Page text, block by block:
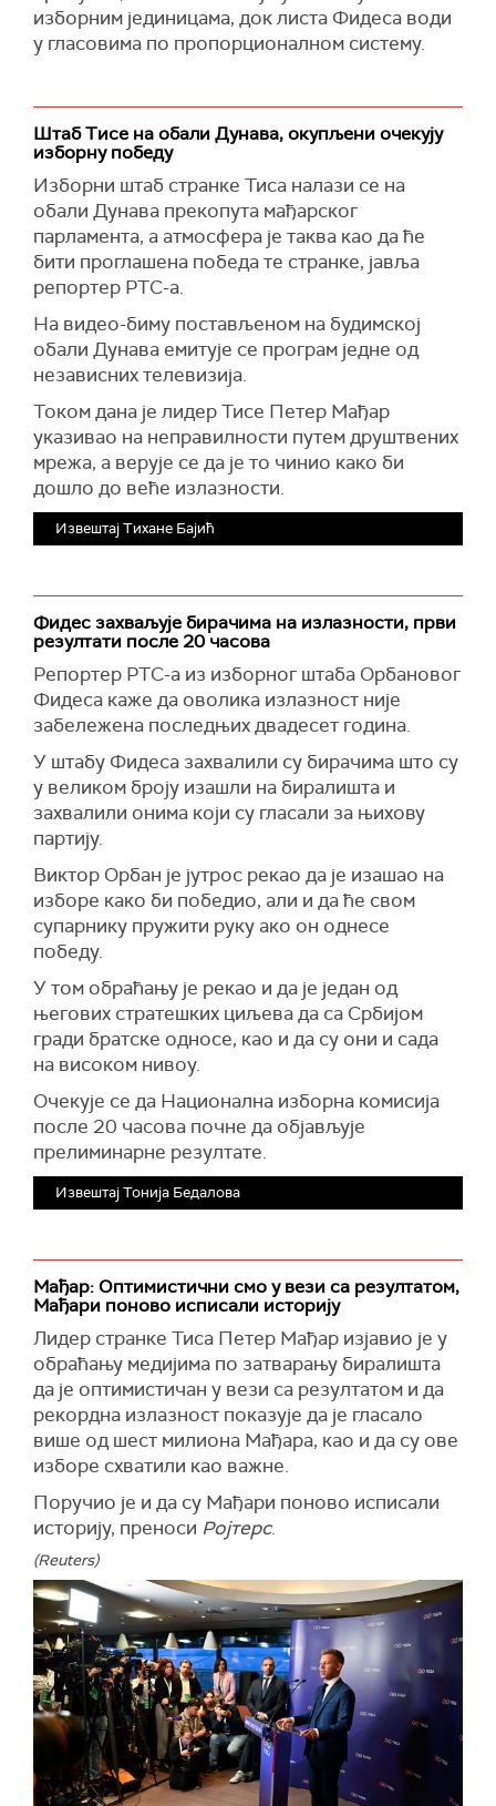
изборним јединицама, док листа Фидеса води
у гласовима по пропорционалном систему.
Штаб Тисе на обали Дунава, окупљени очекују
изборну победу
Изборни штаб странке Тиса налази се на
обали Дунава прекопута мађарског
парламента, а атмосфера је таква као да ће
бити проглашена победа те странке, јавља
репортер РТС-а.
На видео-биму постављеном на будимској
обали Дунава емитује се програм једне од
независних телевизија.
Током дана је лидер Тисе Петер Мађар
указивао на неправилности путем друштвених
мрежа, а верује се да је то чинио како би
дошло до веће излазности.
Извештај Тихане Бајић
Фидес захваљује бирачима на излазности, први
резултати после 20 часова
Репортер РТС-а из изборног штаба Орбановог
Фидеса каже да оволика излазност није
забележена последњих двадесет година.
У штабу Фидеса захвалили су бирачима што су
у великом броју изашли на биралишта и
захвалили онима који су гласали за њихову
партију.
Виктор Орбан је јутрос рекао да је изашао на
изборе како би победио, али и да ће свом
супарнику пружити руку ако он однесе
победу.
У том обраћању је рекао и да је један од
његових стратешких циљева да са Србијом
гради братске односе, као и да су они и сада
на високом нивоу.
Очекује се да Национална изборна комисија
после 20 часова почне да објављује
прелиминарне резултате.
Извештај Тонија Бедалова
Мађар: Оптимистични смо у вези са резултатом,
Мађари поново исписали историју
Лидер странке Тиса Петер Мађар изјавио је у
обраћању медијима по затварању биралишта
да је оптимистичан у вези са резултатом и да
рекордна излазност показује да је гласало
више од шест милиона Мађара, као и да су ове
изборе схватили као важне.
Поручио је и да су Мађари поново исписали
историју, преноси Ројтерс.
(Reuters)